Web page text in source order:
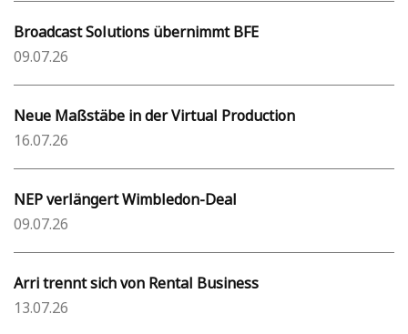
Broadcast Solutions übernimmt BFE
09.07.26
Neue Maßstäbe in der Virtual Production
16.07.26
NEP verlängert Wimbledon-Deal
09.07.26
Arri trennt sich von Rental Business
13.07.26